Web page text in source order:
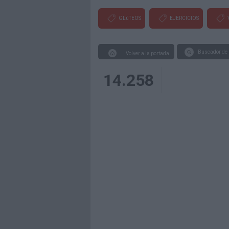
GLúTEOS EJERCICIOS
Volver a la portada Buscador de
14.258